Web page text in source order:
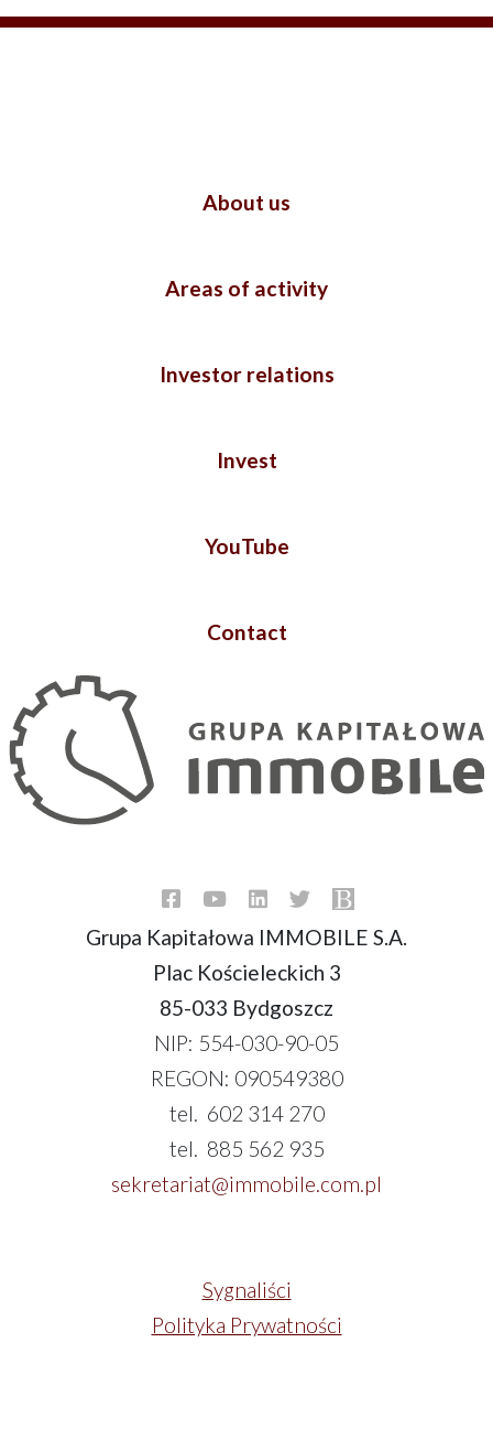
About us
Areas of activity
Investor relations
Invest
YouTube
Contact
Grupa Kapitałowa IMMOBILE S.A.
Plac Kościeleckich 3
85-033 Bydgoszcz
NIP: 554-030-90-05
REGON: 090549380
tel. 602 314 270
tel. 885 562 935
sekretariat@immobile.com.pl
Sygnaliści
Polityka Prywatności